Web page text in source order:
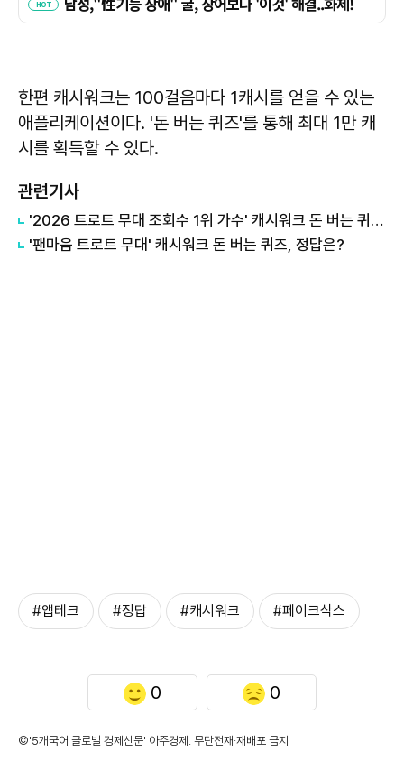
한편 캐시워크는 100걸음마다 1캐시를 얻을 수 있는
애플리케이션이다. '돈 버는 퀴즈'를 통해 최대 1만 캐
시를 획득할 수 있다.
관련기사
'2026 트로트 무대 조회수 1위 가수' 캐시워크 돈 버는 퀴즈, 정답은?
'팬마음 트로트 무대' 캐시워크 돈 버는 퀴즈, 정답은?
#앱테크 #정답 #캐시워크 #페이크삭스
0 0
©'5개국어 글로벌 경제신문' 아주경제. 무단전재·재배포 금지